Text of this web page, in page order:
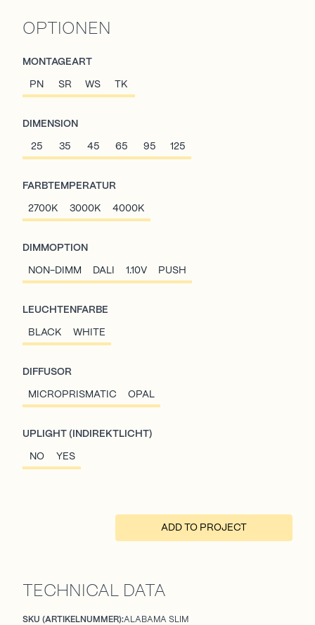
OPTIONEN
MONTAGEART
PN SR WS TK
DIMENSION
25 35 45 65 95 125
FARBTEMPERATUR
2700K 3000K 4000K
DIMMOPTION
NON-DIMM DALI 1.10V PUSH
LEUCHTENFARBE
BLACK WHITE
DIFFUSOR
MICROPRISMATIC OPAL
UPLIGHT (INDIREKTLICHT)
NO YES
ADD TO PROJECT
TECHNICAL DATA
SKU (ARTIKELNUMMER):ALABAMA SLIM